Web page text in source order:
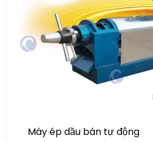
Máy ép dầu bán tự động